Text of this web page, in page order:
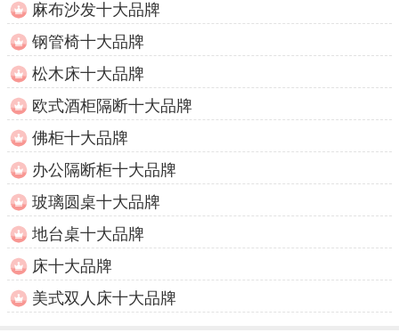
麻布沙发十大品牌
钢管椅十大品牌
松木床十大品牌
欧式酒柜隔断十大品牌
佛柜十大品牌
办公隔断柜十大品牌
玻璃圆桌十大品牌
地台桌十大品牌
床十大品牌
美式双人床十大品牌